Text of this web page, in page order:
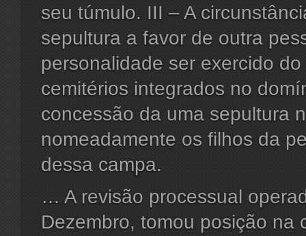
seu túmulo. III – A
sepultura a favor de outra
personalidade ser exercido
cemitérios integrados no
concessão da uma sepultura
nomeadamente os filhos da
dessa campa.
… A revisão processual
Dezembro, tomou posição